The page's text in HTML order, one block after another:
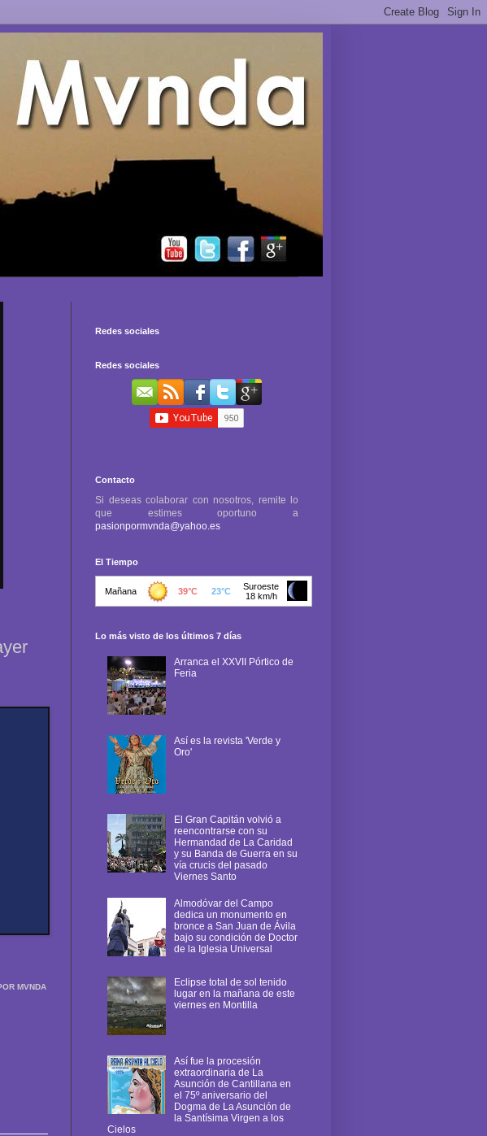
MVNDA
Redes sociales
Redes sociales
Contacto
Si deseas colaborar con nosotros, remite lo
que estimes oportuno a
pasionpormvnda@yahoo.es
El Tiempo
Lo más visto de los últimos 7 días
Arranca el XXVII Pórtico de
Feria
Así es la revista 'Verde y
Oro'
El Gran Capitán volvió a
reencontrarse con su
Hermandad de La Caridad
y su Banda de Guerra en su
vía crucis del pasado
Viernes Santo
Almodóvar del Campo
dedica un monumento en
bronce a San Juan de Ávila
bajo su condición de Doctor
de la Iglesia Universal
Eclipse total de sol tenido
lugar en la mañana de este
viernes en Montilla
Así fue la procesión
extraordinaria de La
Asunción de Cantillana en
el 75º aniversario del
Dogma de La Asunción de
la Santísima Virgen a los
Cielos